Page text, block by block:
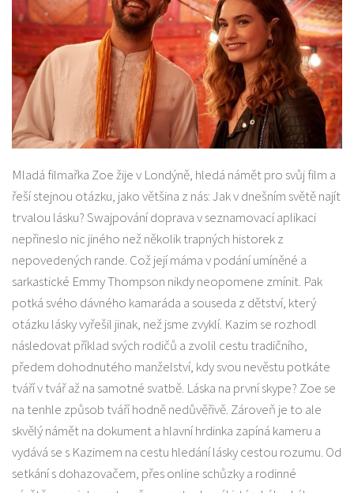
Mladá filmařka Zoe žije v Londýně, hledá námět pro svůj film a
řeší stejnou otázku, jako většina z nás: Jak v dnešním světě najít
trvalou lásku? Swajpování doprava v seznamovací aplikaci
nepřineslo nic jiného než několik trapných historek z
nepovedených rande. Což její máma v podání umíněné a
sarkastické Emmy Thompson nikdy neopomene zmínit. Pak
potká svého dávného kamaráda a souseda z dětství, který
otázku lásky vyřešil jinak, než jsme zvyklí. Kazim se rozhodl
následovat příklad svých rodičů a zvolil cestu tradičního,
předem dohodnutého manželství, kdy svou nevěstu potkáte
tváří v tvář až na samotné svatbě. Láska na první skype? Zoe se
na tenhle způsob tváří hodně nedůvěřivě. Zároveň je to ale
skvělý námět na dokument a hlavní hrdinka zapíná kameru a
vydává se s Kazimem na cestu hledání lásky cestou rozumu. Od
setkání s dohazovačem, přes online schůzky a rodinné